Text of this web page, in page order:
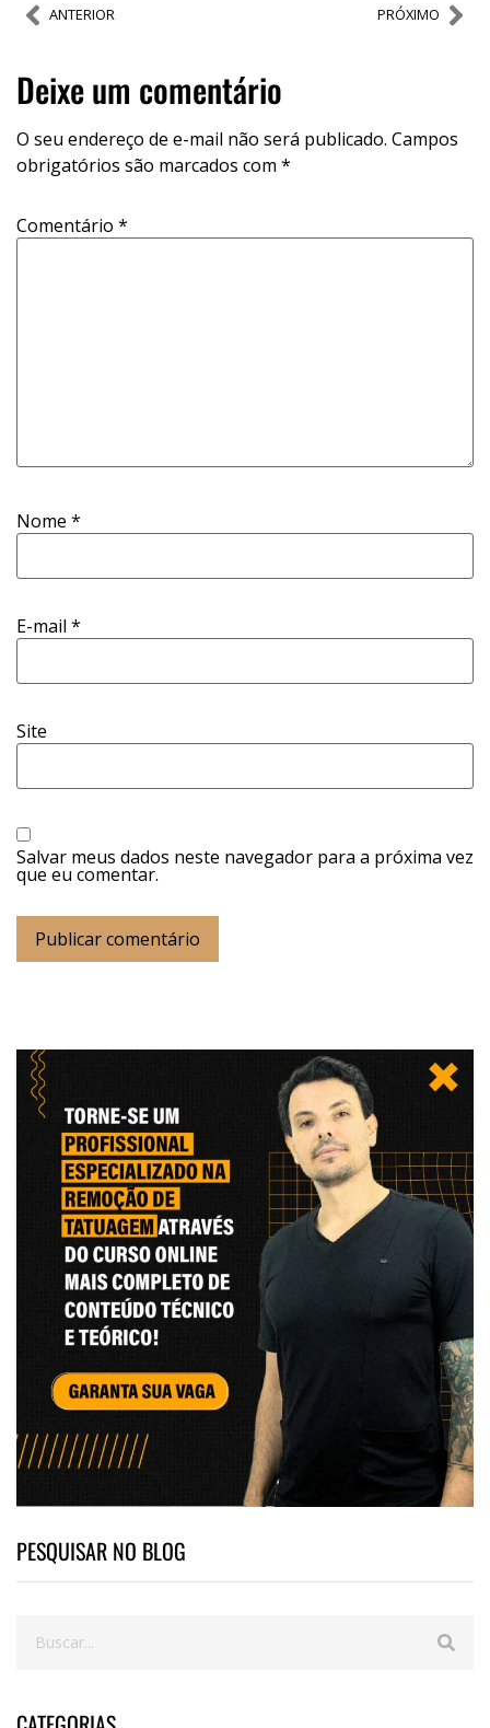
ANTERIOR PRÓXIMO
Deixe um comentário
O seu endereço de e-mail não será publicado. Campos
obrigatórios são marcados com *
Comentário *
Nome *
E-mail *
Site
Salvar meus dados neste navegador para a próxima vez
que eu comentar.
PESQUISAR NO BLOG